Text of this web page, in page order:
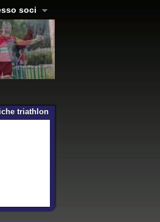
soci
triathlon